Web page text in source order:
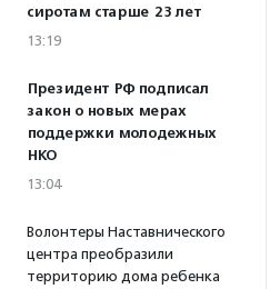
сиротам старше 23 лет
13:19
Президент РФ подписал
закон о новых мерах
поддержки молодежных
НКО
13:04
Волонтеры Наставнического
центра преобразили
территорию дома ребенка